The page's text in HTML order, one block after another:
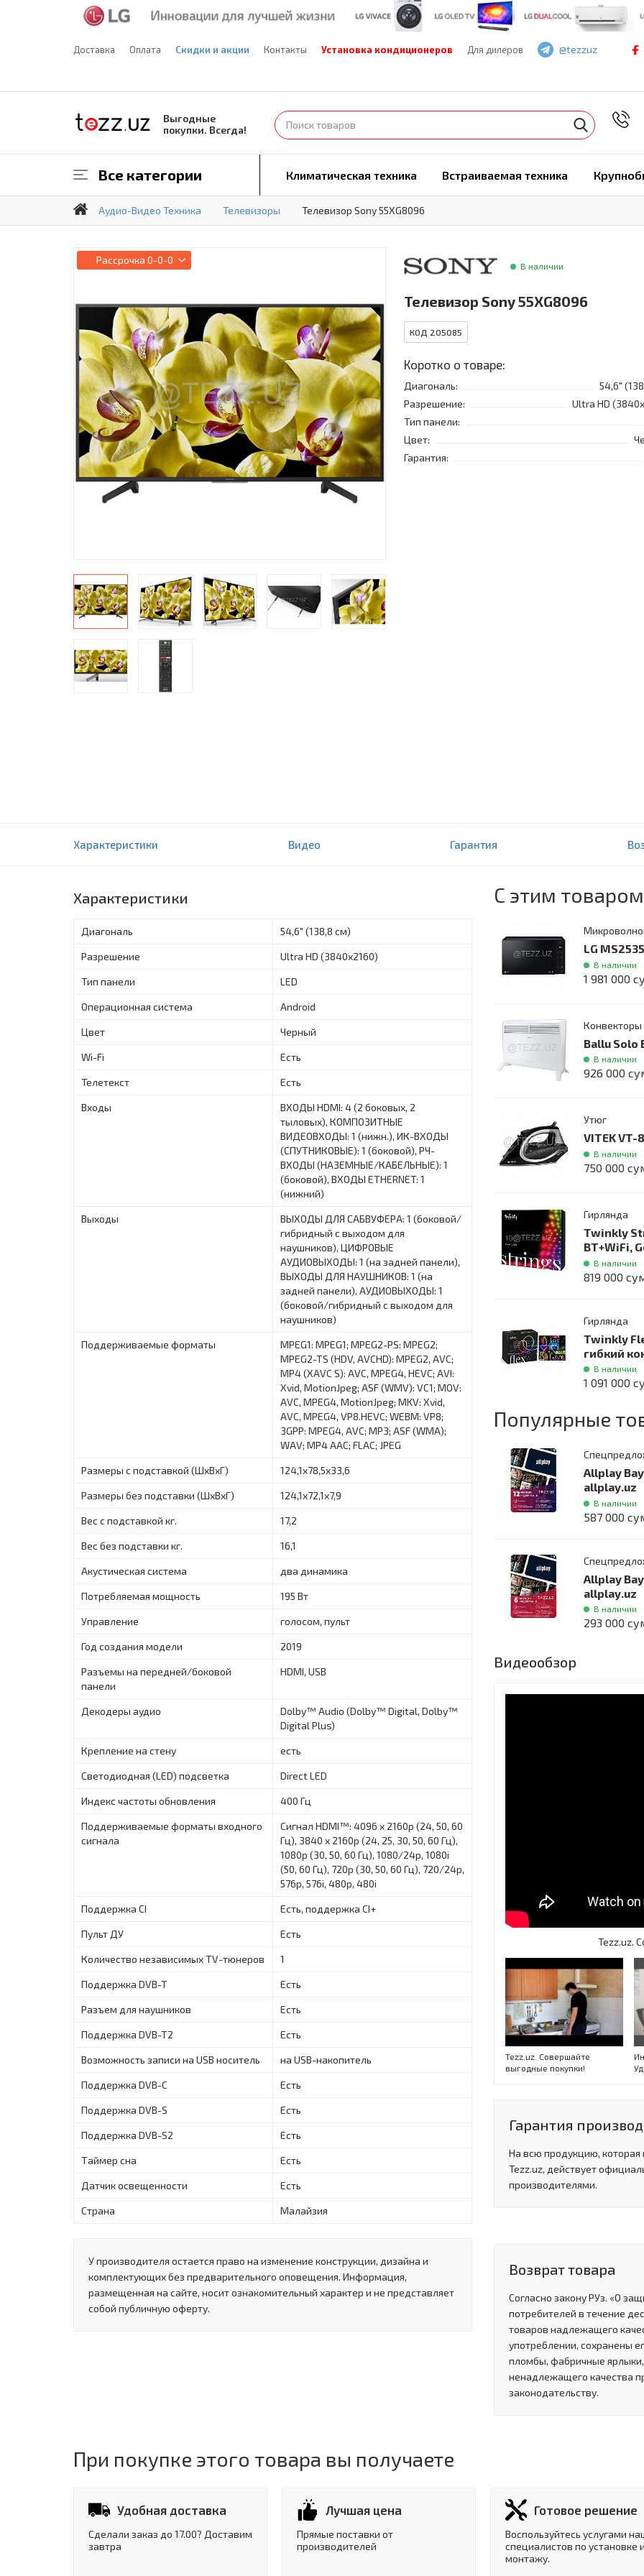
Доставка Оплата Скидки и акции Контакты Установка кондиционеров Для дилеров @tezzuz
Выгодные
покупки. Всегда!
Все категории Климатическая техника Встраиваемая техника
Аудио-Видео Техника Телевизоры Телевизор Sony 55XG8096
Рассрочка 0-0-0
В наличии
Телевизор Sony 55XG8096
КОД 205085
Коротко о товаре:
Диагональ:
54,6"
Разрешение:
Ultra HD
Тип панели:
Цвет:
Гарантия:
Характеристики Видео Гарантия
Характеристики
Диагональ 54,6" (138,8 см)
Разрешение Ultra HD (3840х2160)
Тип панели LED
Операционная система Android
Цвет Черный
Wi-Fi Есть
Телетекст Есть
Входы
ВХОДЫ HDMI: 4 (2 боковых, 2
тыловых), КОМПОЗИТНЫЕ
ВИДЕОВХОДЫ: 1 (нижн.), ИК-ВХОДЫ
(СПУТНИКОВЫЕ): 1 (боковой), РЧ-
ВХОДЫ (НАЗЕМНЫЕ/КАБЕЛЬНЫЕ): 1
(боковой), ВХОДЫ ETHERNET: 1
(нижний)
Выходы
ВЫХОДЫ ДЛЯ САБВУФЕРА: 1 (боковой/
гибридный с выходом для
наушников), ЦИФРОВЫЕ
АУДИОВЫХОДЫ: 1 (на задней панели),
ВЫХОДЫ ДЛЯ НАУШНИКОВ: 1 (на
задней панели), АУДИОВЫХОДЫ: 1
(боковой/гибридный с выходом для
наушников)
Поддерживаемые форматы
MPEG1: MPEG1; MPEG2-PS: MPEG2;
MPEG2-TS (HDV, AVCHD): MPEG2, AVC;
MP4 (XAVC S): AVC, MPEG4, HEVC; AVI:
Xvid, MotionJpeg; ASF (WMV): VC1; MOV:
AVC, MPEG4, MotionJpeg; MKV: Xvid,
AVC, MPEG4, VP8.HEVC; WEBM: VP8;
3GPP: MPEG4, AVC; MP3; ASF (WMA);
WAV; MP4 AAC; FLAC; JPEG
Размеры с подставкой (ШxВxГ) 124,1х78,5х33,6
Размеры без подставки (ШxВxГ) 124,1х72,1х7,9
Вес с подставкой кг. 17,2
Вес без подставки кг. 16,1
Акустическая система два динамика
Потребляемая мощность 195 Вт
Управление голосом, пульт
Год создания модели 2019
Разъемы на передней/боковой
панели
HDMI, USB
Декодеры аудио
Dolby™ Audio (Dolby™ Digital, Dolby™
Digital Plus)
Крепление на стену есть
Светодиодная (LED) подсветка Direct LED
Индекс частоты обновления 400 Гц
Поддерживаемые форматы входного
сигнала
Сигнал HDMI™: 4096 x 2160p (24, 50, 60
Гц), 3840 x 2160p (24, 25, 30, 50, 60 Гц),
1080p (30, 50, 60 Гц), 1080/24p, 1080i
(50, 60 Гц), 720p (30, 50, 60 Гц), 720/24p,
576p, 576i, 480p, 480i
Поддержка CI Есть, поддержка CI+
Пульт ДУ Есть
Количество независимых TV-тюнеров 1
Поддержка DVB-T Есть
Разъем для наушников Есть
Поддержка DVB-T2 Есть
Возможность записи на USB носитель на USB-накопитель
Поддержка DVB-C Есть
Поддержка DVB-S Есть
Поддержка DVB-S2 Есть
Таймер сна Есть
Датчик освещенности Есть
Страна Малайзия
У производителя остается право на изменение конструкции, дизайна и
комплектующих без предварительного оповещения. Информация,
размещенная на сайте, носит ознакомительный характер и не представляет
собой публичную оферту.
С этим
LG
В наличии
1 981 000
Конвекторы
Ballu Solo
В наличии
926 000
Утюг
VITEK VT-
В наличии
750 000
Гирлянда
Twinkly
BT+WiFi,
В наличии
819 000
Гирлянда
Twinkly
гибкий
В наличии
1 091 000
Популярные
Allplay
allplay.uz
В наличии
587 000
Allplay
allplay.uz
В наличии
293 000
Видеообзор
Tezz.uz.
Tezz.uz. Совершайте
выгодные покупки!
Гарантия
На всю продукцию,
Tezz.uz, действует
производителями.
Возврат товара
Согласно закону РУз. «О
потребителей в течение
товаров надлежащего
употреблении, сохранены
пломбы, фабричные ярлыки,
ненадлежащего качества
законодательству.
При покупке этого товара вы получаете
Удобная доставка
Сделали заказ до 17.00? Доставим
завтра
Лучшая цена
Прямые поставки от
производителей
Готовое решение
Воспользуйтесь услугами
специалистов по установке
монтажу.